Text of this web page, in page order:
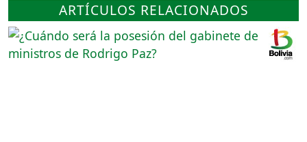
ARTÍCULOS RELACIONADOS